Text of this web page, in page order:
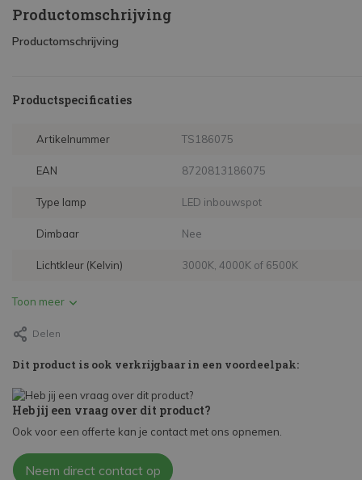
Productomschrijving
Productomschrijving
Productspecificaties
Artikelnummer TS186075
EAN 8720813186075
Type lamp LED inbouwspot
Dimbaar Nee
Lichtkleur (Kelvin) 3000K, 4000K of 6500K
Toon meer
Delen
Dit product is ook verkrijgbaar in een voordeelpak:
Heb jij een vraag over dit product?
Ook voor een offerte kan je contact met ons opnemen.
Neem direct contact op